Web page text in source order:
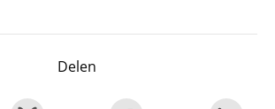
Delen